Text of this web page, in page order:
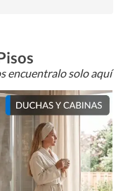
encuentralo solo aquí